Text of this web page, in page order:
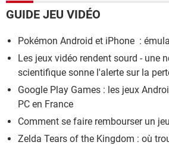
GUIDE JEU VIDÉO
Pokémon Android et iPhone :
Les jeux vidéo rendent sourd - une
scientifique sonne l'alerte sur la
Google Play Games : les jeux
PC en France
Comment se faire rembourser un
Zelda Tears of the Kingdom : où